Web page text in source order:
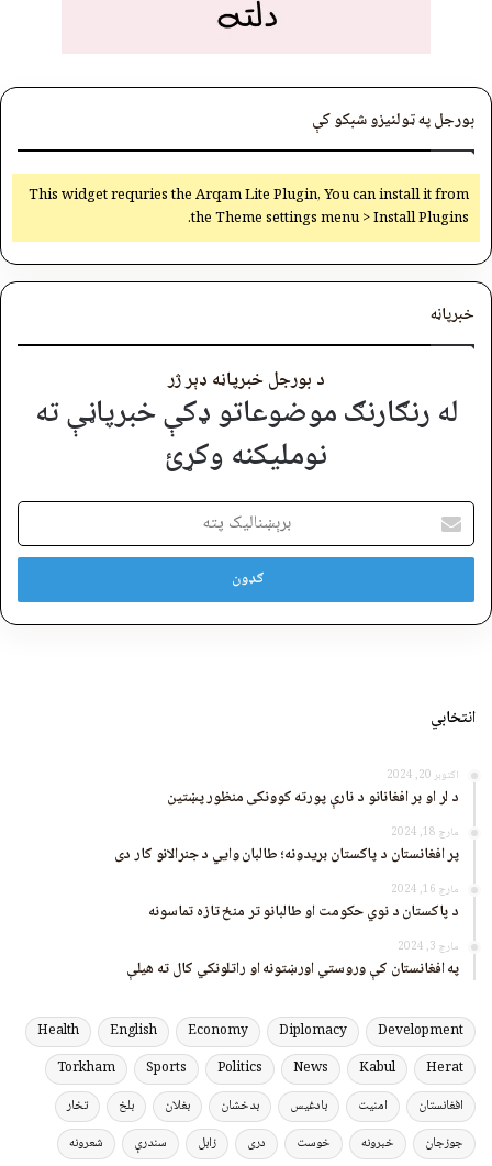
بورجل په ټولنیزو شبکو کې
This widget requries the Arqam Lite Plugin, You can install it from
the Theme settings menu > Install Plugins.
خبرپاڼه
د بورجل خبرپاڼه ډېر ژر
له رنګارنګ موضوعاتو ډکې خبرپاڼې ته
نوملیکنه وکړئ
برېښنالیک
پته
انتخابي
اکتوبر 20, 2024
د لر او بر افغانانو د نارې پورته کوونکی منظور پښتین
مارچ 18, 2024
پر افغانستان د پاکستان بریدونه؛ طالبان وايي د جنرالانو کار دی
مارچ 16, 2024
د پاکستان د نوي حکومت او طالبانو تر منځ تازه تماسونه
مارچ 3, 2024
په افغانستان کې وروستي اورښتونه او راتلونکي کال ته هیلې
Development
Diplomacy
Economy
English
Health
Herat
Kabul
News
Politics
Sports
Torkham
افغانستان
امنیت بادغیس بدخشان بغلان بلخ
تخار
جوزجان
خبرونه خوست دری زابل سندرې
شعرونه